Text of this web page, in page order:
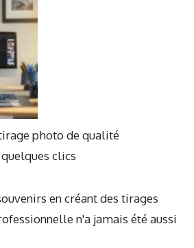
photo de qualité
clics
en créant des tirages
n'a jamais été aussi